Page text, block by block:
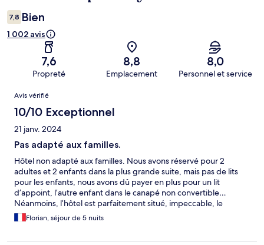
7,8 Bien
1 002 avis
7,6
Propreté
8,8
Emplacement
8,0
Personnel et service
Avis
Avis vérifié
10/10 Exceptionnel
21 janv. 2024
Pas adapté aux familles.
Hôtel non adapté aux familles. Nous avons réservé pour 2
adultes et 2 enfants dans la plus grande suite, mais pas de lits
pour les enfants, nous avons dû payer en plus pour un lit
d’appoint, l’autre enfant dans le canapé non convertible…
Néanmoins, l’hôtel est parfaitement situé, impeccable, le
service exceptionnel.
Florian, séjour de 5 nuits